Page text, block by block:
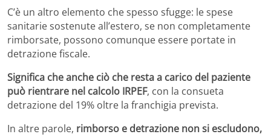
C’è un altro elemento che spesso sfugge: le spese
sanitarie sostenute all’estero, se non completamente
rimborsate, possono comunque essere portate in
detrazione fiscale.
Significa che anche ciò che resta a carico del paziente
può rientrare nel calcolo IRPEF, con la consueta
detrazione del 19% oltre la franchigia prevista.
In altre parole, rimborso e detrazione non si escludono,